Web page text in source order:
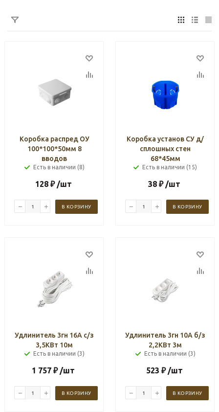
Коробка распред ОУ
100*100*50мм 8
вводов
Есть в наличии (8)
128₽ /шт
В КОРЗИНУ
Коробка установ СУ д/
сплошных стен
68*45мм
Есть в наличии (15)
38 ₽ /шт
В КОРЗИНУ
Удлинитель 3гн 16А с/з
3,5КВт 10м
Есть в наличии (3)
1 757 ₽ /шт
В КОРЗИНУ
Удлинитель 3гн 10А б/з
2,2КВт 3м
Есть в наличии (3)
523 ₽ /шт
В КОРЗИНУ